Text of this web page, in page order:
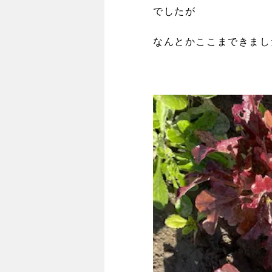
でしたが
なんとかここまできま